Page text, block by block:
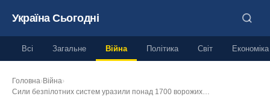
Україна Сьогодні
Всі Загальне Війна Політика Світ Економіка
Головна› Війна›
Сили безпілотних систем уразили понад 1700 ворожих…